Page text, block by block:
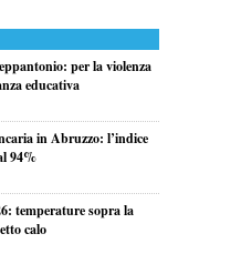
per la violenza
educativa
in Abruzzo: l’indice
94%
temperature sopra la
calo